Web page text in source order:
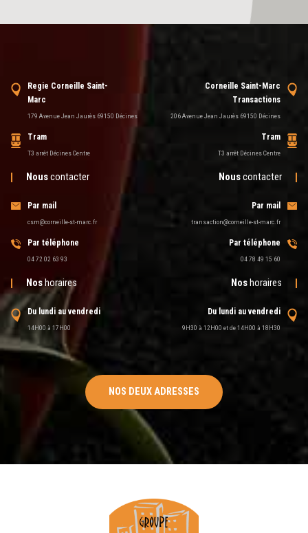
Regie Corneille Saint-
Marc
179 Avenue Jean Jaurès 69150 Décines
Tram
T3 arrêt Décines Centre
Nouscontacter
Par mail
csm@corneille-st-marc.fr
Par téléphone
04 72 02 63 93
Noshoraires
Du lundi au vendredi
14H00 à 17H00
NOS DEUX ADRESSES
Corneille Saint-Marc
Transactions
206 Avenue Jean Jaurès 69150 Décines
Tram
T3 arrêt Décines Centre
Nouscontacter
Par mail
transaction@corneille-st-marc.fr
Par téléphone
04 78 49 15 60
Noshoraires
Du lundi au vendredi
9H30 à 12H00 et de 14H00 à 18H30